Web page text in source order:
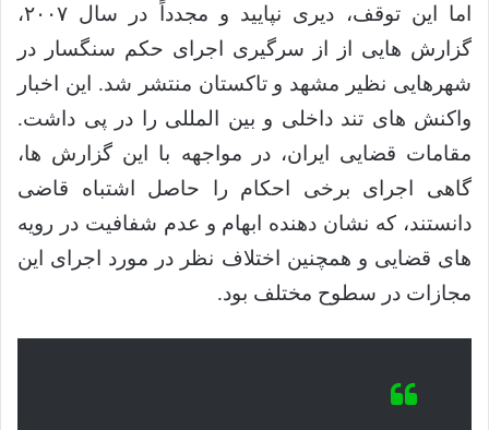
اما این توقف، دیری نپایید و مجدداً در سال ۲۰۰۷،
گزارش هایی از از سرگیری اجرای حکم سنگسار در
شهرهایی نظیر مشهد و تاکستان منتشر شد. این اخبار
واکنش های تند داخلی و بین المللی را در پی داشت.
مقامات قضایی ایران، در مواجهه با این گزارش ها،
گاهی اجرای برخی احکام را حاصل اشتباه قاضی
دانستند، که نشان دهنده ابهام و عدم شفافیت در رویه
های قضایی و همچنین اختلاف نظر در مورد اجرای این
مجازات در سطوح مختلف بود.